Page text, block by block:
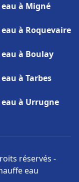
à Migné
à Roquevaire
à Boulay
à Tarbes
à Urrugne
réservés -
eau